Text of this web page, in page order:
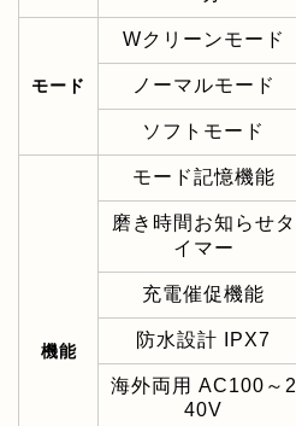
モード
Wクリーンモード
ノーマルモード
ソフトモード
機能
モード記憶機能
磨き時間お知らせタ
イマー
充電催促機能
防水設計 IPX7
海外両用 AC100～2
40V